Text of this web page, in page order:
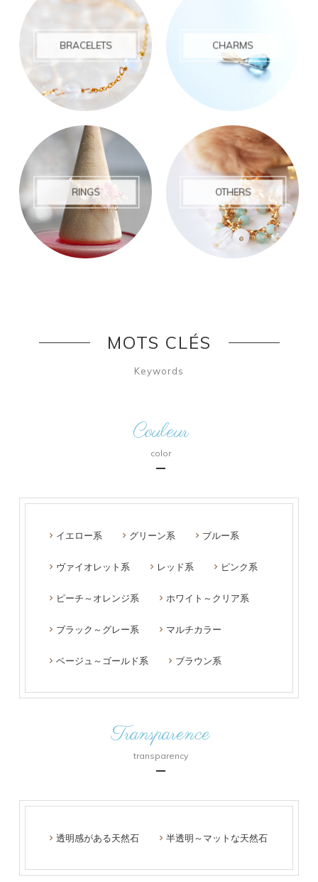
BRACELETS CHARMS
RINGS OTHERS
MOTS CLÉS
Keywords
Couleur
color
イエロー系 グリーン系 ブルー系
ヴァイオレット系 レッド系 ピンク系
ピーチ～オレンジ系 ホワイト～クリア系
ブラック～グレー系 マルチカラー
ベージュ～ゴールド系 ブラウン系
Transparence
transparency
透明感がある天然石 半透明～マットな天然石